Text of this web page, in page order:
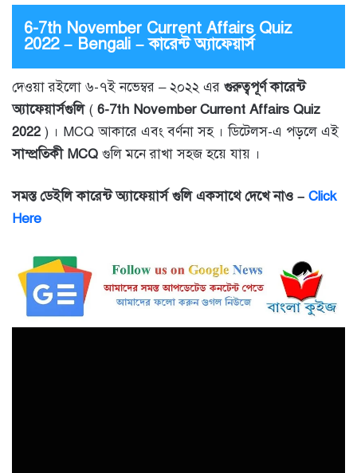
6-7th November Current Affairs Quiz
2022 – Bengali – কারেন্ট অ্যাফেয়ার্স
দেওয়া রইলো ৬-৭ই নভেম্বর – ২০২২ এর গুরুত্বপূর্ণ কারেন্ট
অ্যাফেয়ার্সগুলি( 6-7th November Current Affairs Quiz
2022 ) । MCQ আকারে এবং বর্ণনা সহ । ডিটেলস-এ পড়লে এই
সাম্প্রতিকী MCQ গুলি মনে রাখা সহজ হয়ে যায় ।
সমস্ত ডেইলি কারেন্ট অ্যাফেয়ার্স গুলি একসাথে দেখে নাও – Click
Here